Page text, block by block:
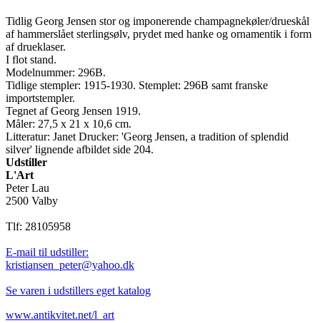
Tidlig Georg Jensen stor og imponerende champagnekøler/drueskål
af hammerslået sterlingsølv, prydet med hanke og ornamentik i form
af drueklaser.
I flot stand.
Modelnummer: 296B.
Tidlige stempler: 1915-1930. Stemplet: 296B samt franske
importstempler.
Tegnet af Georg Jensen 1919.
Måler: 27,5 x 21 x 10,6 cm.
Litteratur: Janet Drucker: 'Georg Jensen, a tradition of splendid
silver' lignende afbildet side 204.
Udstiller
L'Art
Peter Lau
2500 Valby
Tlf: 28105958
E-mail til udstiller:
kristiansen_peter@yahoo.dk
Se varen i udstillers eget katalog
www.antikvitet.net/l_art